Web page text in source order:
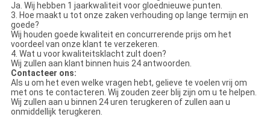
Ja. Wij hebben 1 jaarkwaliteit voor gloednieuwe punten.
3. Hoe maakt u tot onze zaken verhouding op lange termijn en
goede?
Wij houden goede kwaliteit en concurrerende prijs om het
voordeel van onze klant te verzekeren.
4. Wat u voor kwaliteitsklacht zult doen?
Wij zullen aan klant binnen huis 24 antwoorden.
Contacteer ons:
Als u om het even welke vragen hebt, gelieve te voelen vrij om
met ons te contacteren. Wij zouden zeer blij zijn om u te helpen.
Wij zullen aan u binnen 24 uren terugkeren of zullen aan u
onmiddellijk terugkeren.